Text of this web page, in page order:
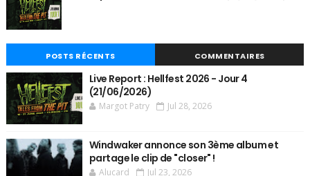
POSTS RÉCENTS COMMENTAIRES
Live Report : Hellfest 2026 - Jour 4
(21/06/2026)
Margot Patry Jul 28, 2026
Windwaker annonce son 3ème album et
partage le clip de "closer" !
Alucard Jul 23, 2026